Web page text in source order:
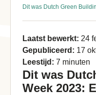
Dit was Dutch Green
Laatst bewerkt: 24
Gepubliceerd: 17
Leestijd:7 minuten
Dit was
Week 2023: